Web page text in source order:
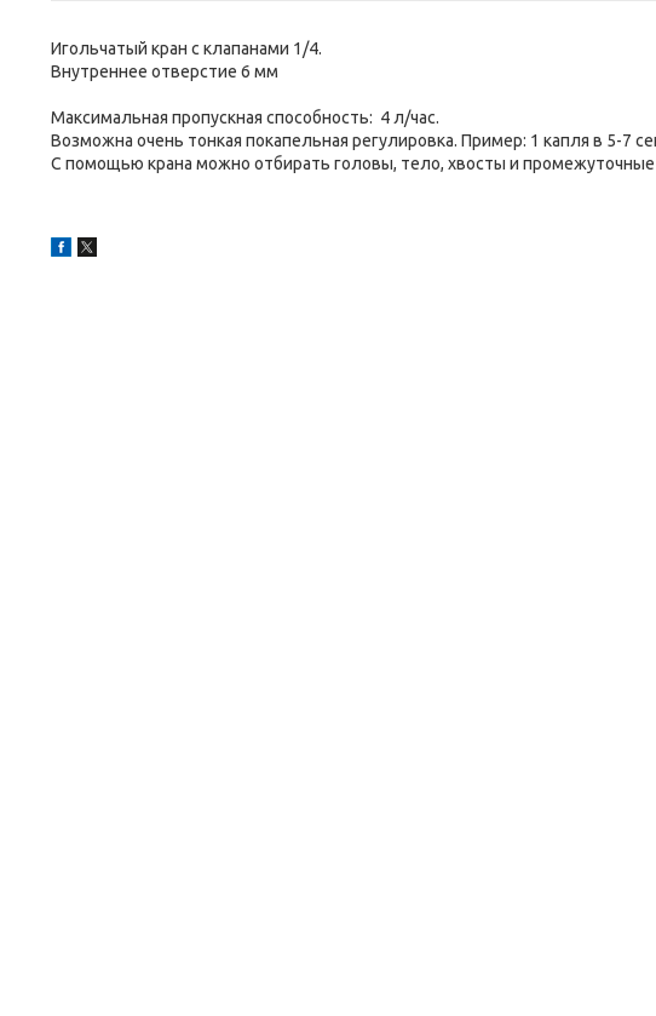
Игольчатый кран с клапанами 1/4.
Внутреннее отверстие 6 мм
Максимальная пропускная способность: 4 л/час.
Возможна очень тонкая покапельная регулировка. Пример: 1 капля в 5-7
С помощью крана можно отбирать головы, тело, хвосты и промежуточные